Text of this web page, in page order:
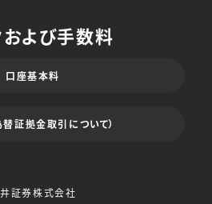
および手数料
口座基本料
証拠金取引について）
証券株式会社